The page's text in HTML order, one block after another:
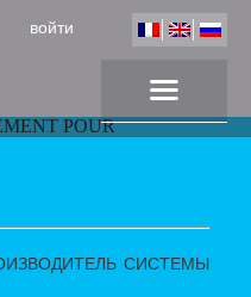
войти
POUR
СИСТЕМЫ